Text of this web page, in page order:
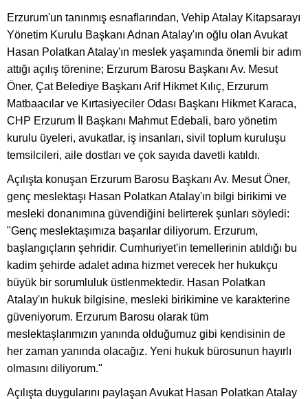
Erzurum'un tanınmış esnaflarından, Vehip Atalay Kitapsarayı
Yönetim Kurulu Başkanı Adnan Atalay'ın oğlu olan Avukat
Hasan Polatkan Atalay'ın meslek yaşamında önemli bir adım
attığı açılış törenine; Erzurum Barosu Başkanı Av. Mesut
Öner, Çat Belediye Başkanı Arif Hikmet Kılıç, Erzurum
Matbaacılar ve Kırtasiyeciler Odası Başkanı Hikmet Karaca,
CHP Erzurum İl Başkanı Mahmut Edebali, baro yönetim
kurulu üyeleri, avukatlar, iş insanları, sivil toplum kuruluşu
temsilcileri, aile dostları ve çok sayıda davetli katıldı.
Açılışta konuşan Erzurum Barosu Başkanı Av. Mesut Öner,
genç meslektaşı Hasan Polatkan Atalay'ın bilgi birikimi ve
mesleki donanımına güvendiğini belirterek şunları söyledi:
"Genç meslektaşımıza başarılar diliyorum. Erzurum,
başlangıçların şehridir. Cumhuriyet'in temellerinin atıldığı bu
kadim şehirde adalet adına hizmet verecek her hukukçu
büyük bir sorumluluk üstlenmektedir. Hasan Polatkan
Atalay'ın hukuk bilgisine, mesleki birikimine ve karakterine
güveniyorum. Erzurum Barosu olarak tüm
meslektaşlarımızın yanında olduğumuz gibi kendisinin de
her zaman yanında olacağız. Yeni hukuk bürosunun hayırlı
olmasını diliyorum."
Açılışta duygularını paylaşan Avukat Hasan Polatkan Atalay